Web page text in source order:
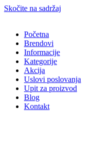
Skočite na sadržaj
Početna
Brendovi
Informacije
Kategorije
Akcija
Uslovi poslovanja
Upit za proizvod
Blog
Kontakt